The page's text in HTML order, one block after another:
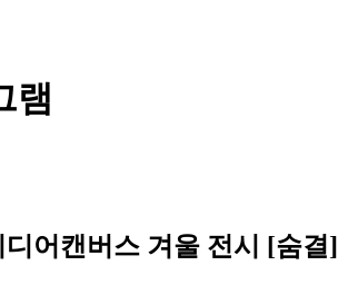
램
디어캔버스 겨울 전시 [숨결]